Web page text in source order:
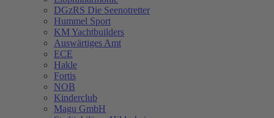
DGzRS Die Seenotretter
Hummel Sport
KM Yachtbuilders
Auswärtiges Amt
ECE
Hakle
Fortis
NOB
Kinderclub
Magu GmbH